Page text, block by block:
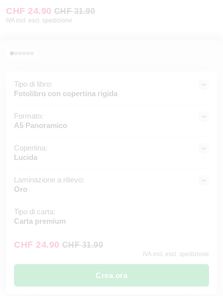
CHF 24.90 CHF 31.90
IVA incl. escl. spedizione
Tipo di libro:
Fotolibro con copertina rigida
Formato:
A5 Panoramico
Copertina:
Lucida
Laminazione a rilievo:
Oro
Tipo di carta:
Carta premium
CHF 24.90 CHF 31.90
IVA incl. escl. spedizione
Crea ora